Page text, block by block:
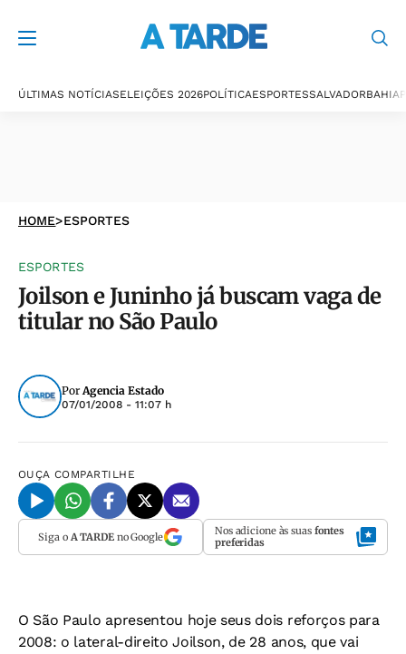
ÚLTIMAS NOTÍCIASELEIÇÕES 2026POLÍTICAESPORTESSALVADORBAHIA
HOME>ESPORTES
ESPORTES
Joilson e Juninho já buscam vaga de
titular no São Paulo
PorAgencia Estado
07/01/2008 - 11:07 h
OUÇA COMPARTILHE
Siga o A TARDEno Google Nos adicione às suas fontes
preferidas
O São Paulo apresentou hoje seus dois reforços para
2008: o lateral-direito Joilson, de 28 anos, que vai